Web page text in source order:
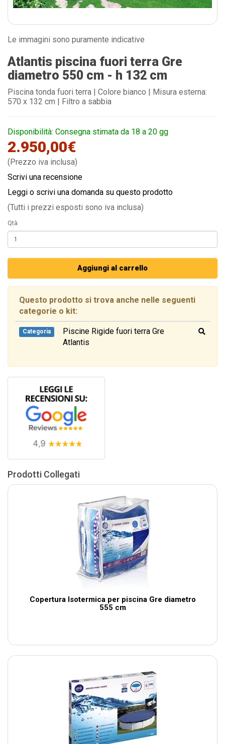
Le immagini sono puramente indicative
Atlantis piscina fuori terra Gre
diametro 550 cm - h 132 cm
Piscina tonda fuori terra | Colore bianco | Misura esterna:
570 x 132 cm | Filtro a sabbia
Disponibilità: Consegna stimata da 18 a 20 gg
2.950,00€
(Prezzo iva inclusa)
Scrivi una recensione
Leggi o scrivi una domanda su questo prodotto
(Tutti i prezzi esposti sono iva inclusa)
Qtà
Aggiungi al carrello
Questo prodotto si trova anche nelle seguenti
categorie o kit:
Categoria
Piscine Rigide fuori terra Gre
Atlantis
Prodotti Collegati
Copertura Isotermica per piscina Gre diametro
555 cm